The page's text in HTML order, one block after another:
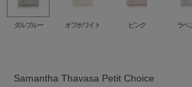
ダルブルー オフホワイト ピンク ラベ
Samantha Thavasa Petit Choice